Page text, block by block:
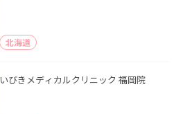
北海道
いびきメディカルクリニック 福岡院